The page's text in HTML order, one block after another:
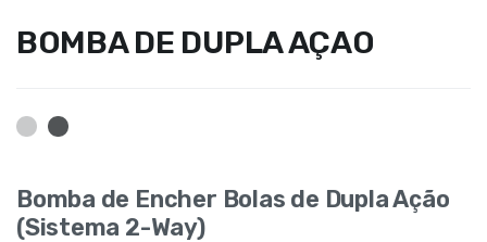
BOMBA DE DUPLA AÇAO
Bomba de Encher Bolas de Dupla Ação
(Sistema 2-Way)